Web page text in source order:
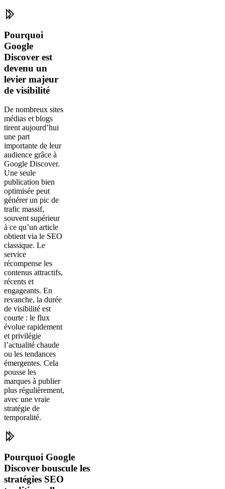
Pourquoi
Google
Discover est
devenu un
levier majeur
de visibilité
De nombreux sites
médias et blogs
tirent aujourd’hui
une part
importante de leur
audience grâce à
Google Discover.
Une seule
publication bien
optimisée peut
générer un pic de
trafic massif,
souvent supérieur
à ce qu’un article
obtient via le SEO
classique. Le
service
récompense les
contenus attractifs,
récents et
engageants. En
revanche, la durée
de visibilité est
courte : le flux
évolue rapidement
et privilégie
l’actualité chaude
ou les tendances
émergentes. Cela
pousse les
marques à publier
plus régulièrement,
avec une vraie
stratégie de
temporalité.
Pourquoi Google
Discover bouscule les
stratégies SEO